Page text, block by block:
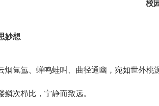
校
妙想
烟氤氲、蝉鸣蛙叫、曲径通幽，宛如世外
次栉比，宁静而致远。